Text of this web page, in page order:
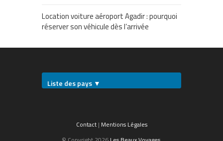
Location voiture aéroport Agadir : pourquoi
réserver son véhicule dès l’arrivée
Liste des pays ▼
Contact| Mentions Légales